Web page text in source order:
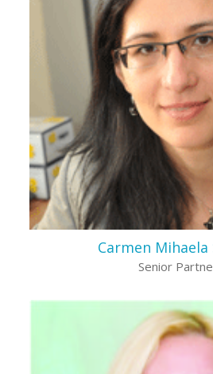
Carmen Mihaela
Senior